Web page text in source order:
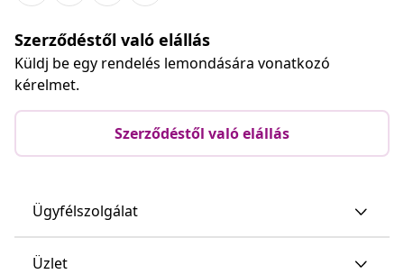
Szerződéstől való elállás
Küldj be egy rendelés lemondására vonatkozó
kérelmet.
Szerződéstől való elállás
Ügyfélszolgálat
Üzlet